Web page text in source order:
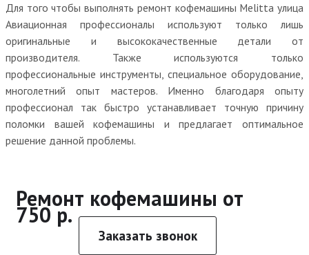
Для того чтобы выполнять ремонт кофемашины Melitta улица
Авиационная профессионалы используют только лишь
оригинальные и высококачественные детали от
производителя. Также используются только
профессиональные инструменты, специальное оборудование,
многолетний опыт мастеров. Именно благодаря опыту
профессионал так быстро устанавливает точную причину
поломки вашей кофемашины и предлагает оптимальное
решение данной проблемы.
Ремонт кофемашины от
750 р.
Заказать звонок